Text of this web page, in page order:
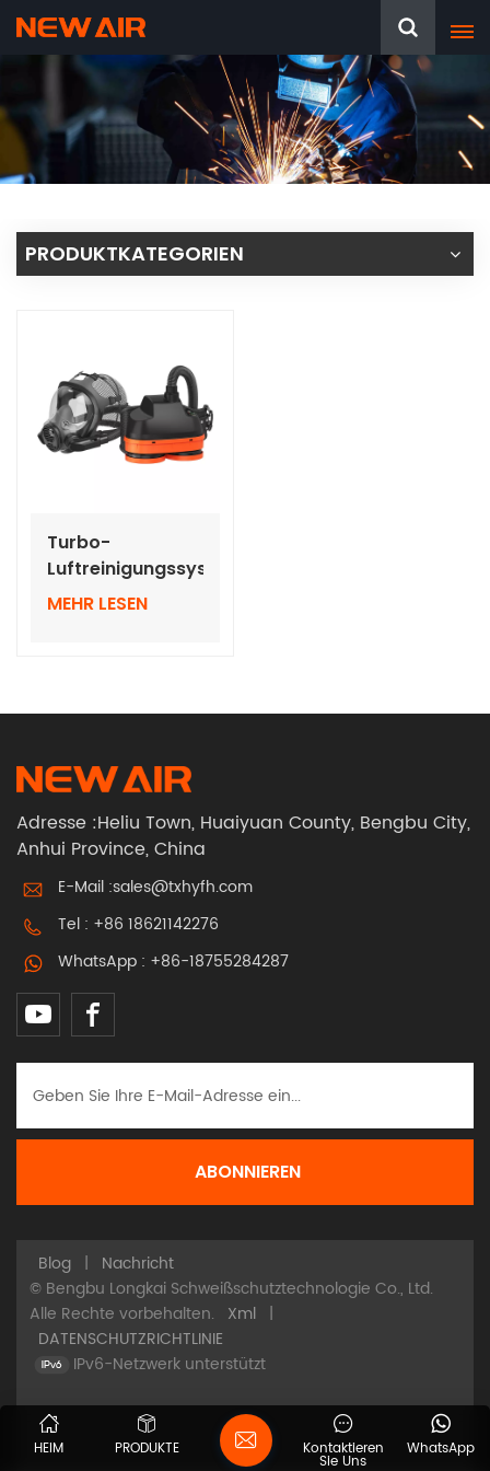
PRODUKTKATEGORIEN
Turbo-
Luftreinigungssystem
PAPR mit
MEHR LESEN
Adresse :Heliu Town, Huaiyuan County, Bengbu City,
Anhui Province, China
E-Mail :sales@txhyfh.com
Tel : +86 18621142276
WhatsApp : +86-18755284287
Blog |
Nachricht
© Bengbu Longkai Schweißschutztechnologie Co., Ltd.
Alle Rechte vorbehalten.
Xml |
DATENSCHUTZRICHTLINIE
IPv6-Netzwerk unterstützt
HEIM PRODUKTE WhatsApp
Kontaktieren
Sie Uns